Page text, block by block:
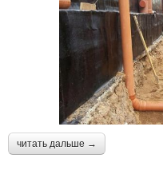
читать дальше →